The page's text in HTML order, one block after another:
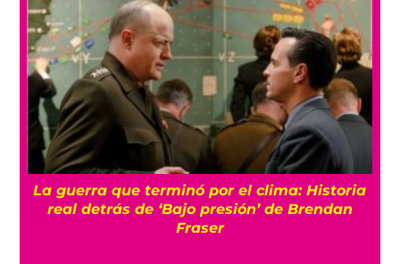
La guerra que terminó por el clima: Historia
real detrás de ‘Bajo presión’ de Brendan
Fraser